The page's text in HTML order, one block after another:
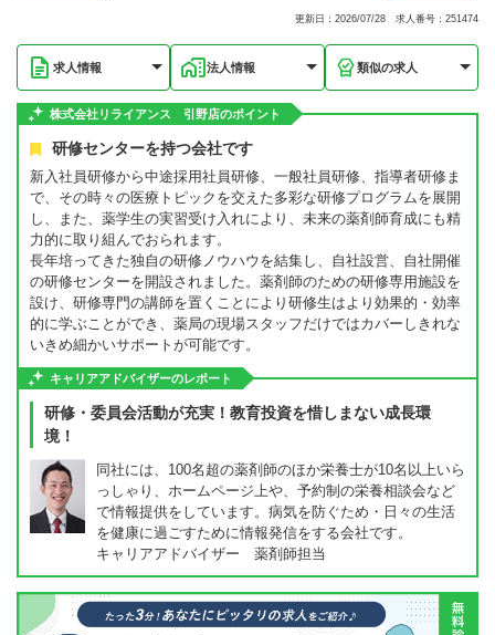
更新日：2026/07/28 求人番号：251474
求人情報 法人情報 類似の求人
株式会社リライアンス 引野店のポイント
研修センターを持つ会社です
新入社員研修から中途採用社員研修、一般社員研修、指導者研修ま
で、その時々の医療トピックを交えた多彩な研修プログラムを展開
し、また、薬学生の実習受け入れにより、未来の薬剤師育成にも精
力的に取り組んでおられます。
長年培ってきた独自の研修ノウハウを結集し、自社設営、自社開催
の研修センターを開設されました。薬剤師のための研修専用施設を
設け、研修専門の講師を置くことにより研修生はより効果的・効率
的に学ぶことができ、薬局の現場スタッフだけではカバーしきれな
いきめ細かいサポートが可能です。
キャリアアドバイザーのレポート
研修・委員会活動が充実！教育投資を惜しまない成長環
境！
同社には、100名超の薬剤師のほか栄養士が10名以上いら
っしゃり、ホームページ上や、予約制の栄養相談会など
で情報提供をしています。病気を防ぐため・日々の生活
を健康に過ごすために情報発信をする会社です。
キャリアアドバイザー 薬剤師担当